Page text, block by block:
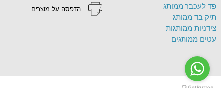
הדפסה על מוצרים
פד לעכבר ממותג
תיק בד ממותג
צידניות ממותגות
עטים ממותגים